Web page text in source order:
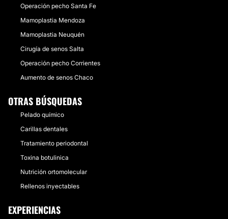
Operación pecho Santa Fe
Mamoplastia Mendoza
Mamoplastia Neuquén
Cirugía de senos Salta
Operación pecho Corrientes
Aumento de senos Chaco
OTRAS BÚSQUEDAS
Pelado químico
Carillas dentales
Tratamiento periodontal
Toxina botulinica
Nutrición ortomolecular
Rellenos inyectables
EXPERIENCIAS